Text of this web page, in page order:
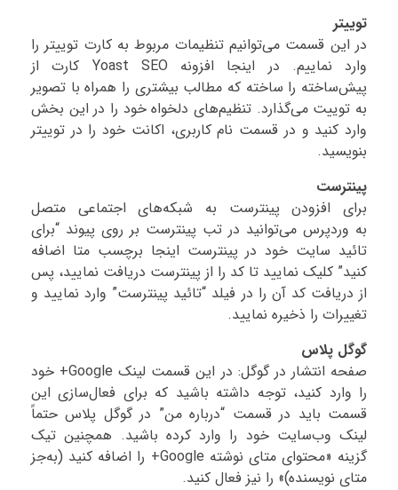
توییتر
در این قسمت می‌توانیم تنظیمات مربوط به کارت توییتر را
وارد نماییم. در اینجا افزونه Yoast SEO کارت از
پیش‌ساخته را ساخته که مطالب بیشتری را همراه با تصویر
به توییت می‌گذارد. تنظیم‌های دلخواه خود را در این بخش
وارد کنید و در قسمت نام کاربری، اکانت خود را در توییتر
بنویسید.
پینترست
برای افزودن پینترست به شبکه‌های اجتماعی متصل
به وردپرس می‌توانید در تب پینترست بر روی پیوند “برای
تائید سایت خود در پینترست اینجا برچسب متا اضافه
کنید” کلیک نمایید تا کد را از پینترست دریافت نمایید، پس
از دریافت کد آن را در فیلد “تائید پینترست” وارد نمایید و
تغییرات را ذخیره نمایید.
گوگل پلاس
صفحه انتشار در گوگل: در این قسمت لینک Google+ خود
را وارد کنید، توجه داشته باشید که برای فعال‌سازی این
قسمت باید در قسمت “درباره من” در گوگل پلاس حتماً
لینک وب‌سایت خود را وارد کرده باشید. همچنین تیک
گزینه «محتوای متای نوشته Google+ را اضافه کنید (به‌جز
متای نویسنده)» را نیز فعال کنید.